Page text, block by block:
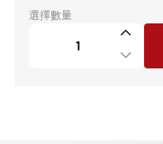
選擇數量